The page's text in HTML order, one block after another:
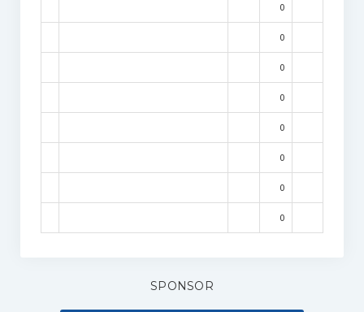
0
0
0
0
0
0
0
0
SPONSOR